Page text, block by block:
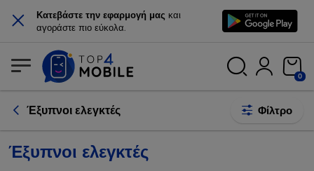
× Κατεβάστε την εφαρμογή μας και
αγοράστε πιο εύκολα.
0
Έξυπνοι ελεγκτές Φίλτρο
Έξυπνοι ελεγκτές